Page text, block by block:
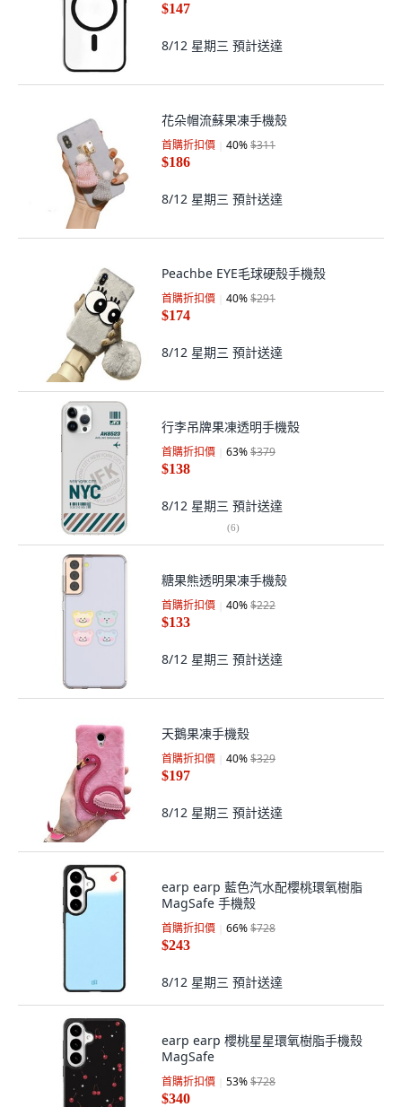
$147
8/12 星期三 預計送達
花朵帽流蘇果凍手機殼
首購折扣價 40%$311
$186
8/12 星期三 預計送達
Peachbe EYE毛球硬殼手機殼
首購折扣價 40%$291
$174
8/12 星期三 預計送達
行李吊牌果凍透明手機殼
首購折扣價 63%$379
$138
8/12 星期三 預計送達
(6)
糖果熊透明果凍手機殼
首購折扣價 40%$222
$133
8/12 星期三 預計送達
天鵝果凍手機殼
首購折扣價 40%$329
$197
8/12 星期三 預計送達
earp earp 藍色汽水配櫻桃環氧樹脂
MagSafe 手機殼
首購折扣價 66%$728
$243
8/12 星期三 預計送達
earp earp 櫻桃星星環氧樹脂手機殼
MagSafe
首購折扣價 53%$728
$340